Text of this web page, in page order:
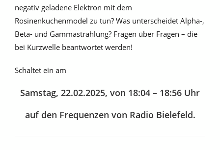
negativ geladene Elektron mit dem
Rosinenkuchenmodel zu tun? Was unterscheidet Alpha-,
Beta- und Gammastrahlung? Fragen über Fragen – die
bei Kurzwelle beantwortet werden!
Schaltet ein am
Samstag, 22.02.2025, von 18:04 – 18:56 Uhr
auf den Frequenzen von Radio Bielefeld.